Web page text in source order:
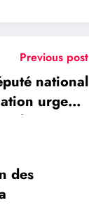
Previous post
national
urgente
des